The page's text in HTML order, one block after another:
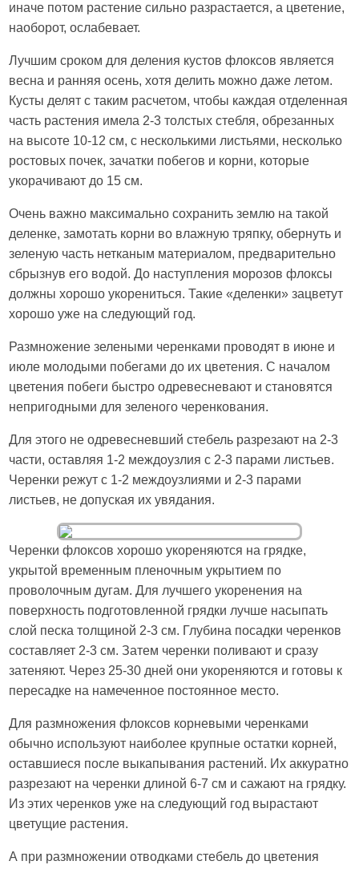
иначе потом растение сильно разрастается, а цветение,
наоборот, ослабевает.
Лучшим сроком для деления кустов флоксов является
весна и ранняя осень, хотя делить можно даже летом.
Кусты делят с таким расчетом, чтобы каждая отделенная
часть растения имела 2-3 толстых стебля, обрезанных
на высоте 10-12 см, с несколькими листьями, несколько
ростовых почек, зачатки побегов и корни, которые
укорачивают до 15 см.
Очень важно максимально сохранить землю на такой
деленке, замотать корни во влажную тряпку, обернуть и
зеленую часть нетканым материалом, предварительно
сбрызнув его водой. До наступления морозов флоксы
должны хорошо укорениться. Такие «деленки» зацветут
хорошо уже на следующий год.
Размножение зелеными черенками проводят в июне и
июле молодыми побегами до их цветения. С началом
цветения побеги быстро одревесневают и становятся
непригодными для зеленого черенкования.
Для этого не одревесневший стебель разрезают на 2-3
части, оставляя 1-2 междоузлия с 2-3 парами листьев.
Черенки режут с 1-2 междоузлиями и 2-3 парами
листьев, не допуская их увядания.
Черенки флоксов хорошо укореняются на грядке,
укрытой временным пленочным укрытием по
проволочным дугам. Для лучшего укоренения на
поверхность подготовленной грядки лучше насыпать
слой песка толщиной 2-3 см. Глубина посадки черенков
составляет 2-3 см. Затем черенки поливают и сразу
затеняют. Через 25-30 дней они укореняются и готовы к
пересадке на намеченное постоянное место.
Для размножения флоксов корневыми черенками
обычно используют наиболее крупные остатки корней,
оставшиеся после выкапывания растений. Их аккуратно
разрезают на черенки длиной 6-7 см и сажают на грядку.
Из этих черенков уже на следующий год вырастают
цветущие растения.
А при размножении отводками стебель до цветения